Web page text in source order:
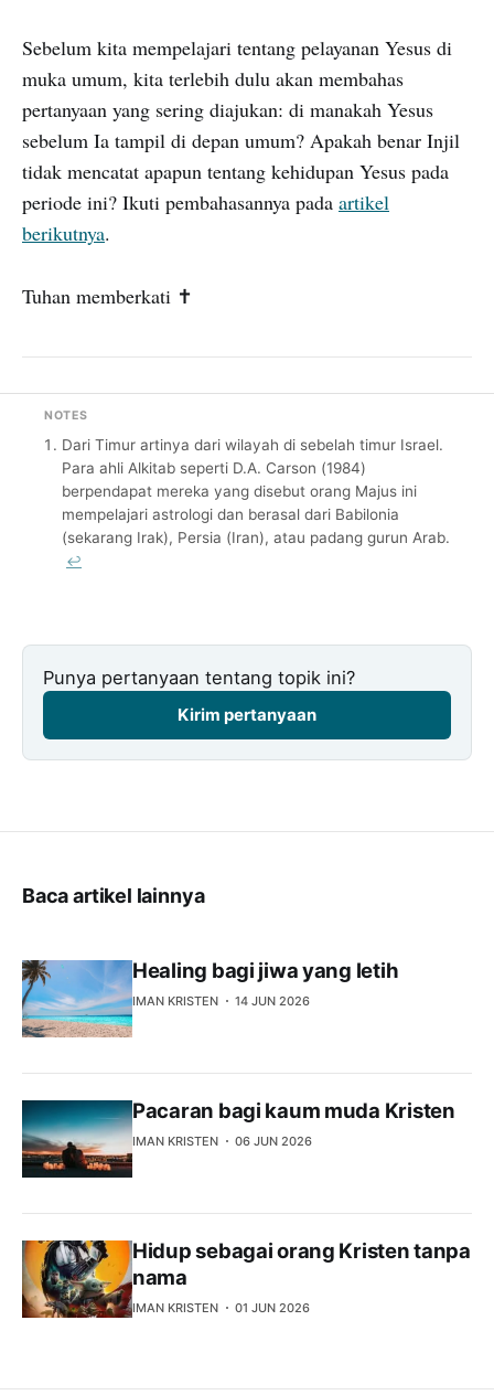
Sebelum kita mempelajari tentang pelayanan Yesus di
muka umum, kita terlebih dulu akan membahas
pertanyaan yang sering diajukan: di manakah Yesus
sebelum Ia tampil di depan umum? Apakah benar Injil
tidak mencatat apapun tentang kehidupan Yesus pada
periode ini? Ikuti pembahasannya pada artikel
berikutnya.
Tuhan memberkati ✝️
NOTES
Dari Timur artinya dari wilayah di sebelah timur Israel.
Para ahli Alkitab seperti D.A. Carson (1984)
berpendapat mereka yang disebut orang Majus ini
mempelajari astrologi dan berasal dari Babilonia
(sekarang Irak), Persia (Iran), atau padang gurun Arab.
↩
Punya pertanyaan tentang topik ini?
Kirim pertanyaan
Baca artikel lainnya
Healing bagi jiwa yang letih
IMAN KRISTEN 14 JUN 2026
Pacaran bagi kaum muda Kristen
IMAN KRISTEN 06 JUN 2026
Hidup sebagai orang Kristen tanpa
nama
IMAN KRISTEN 01 JUN 2026